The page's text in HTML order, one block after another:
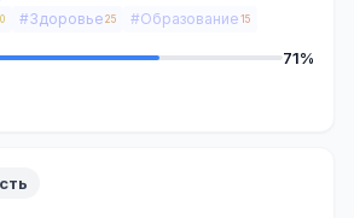
#Здоровье 25 #Образование 15
71%